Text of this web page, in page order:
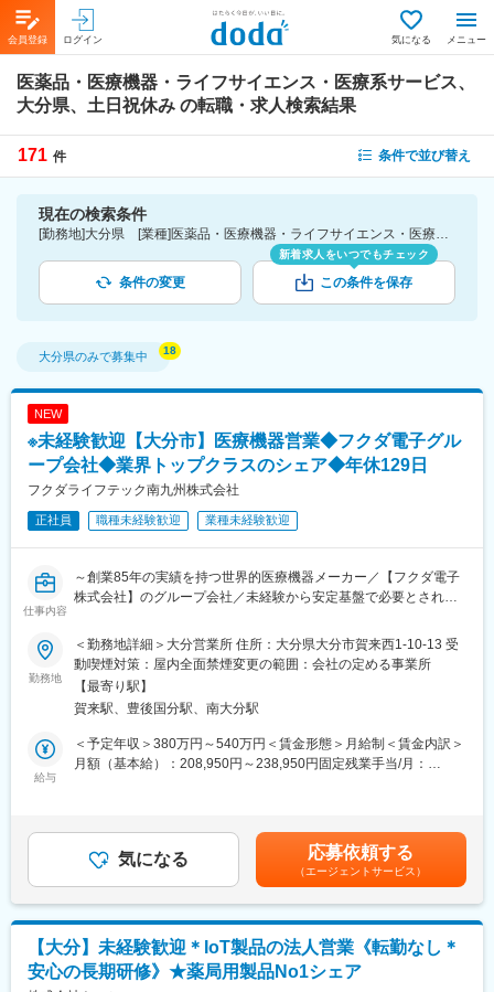
会員登録 ログイン 気になる メニュー
医薬品・医療機器・ライフサイエンス・医療系サービス、
大分県、土日祝休み の転職・求人検索結果
171 件 条件で並び替え
現在の検索条件
[勤務地]大分県 [業種]医薬品・医療機器・ライフサイエンス・医療系サービス [詳細条件](休日・働き方)土日祝休み
条件の変更
新着求人をいつでもチェック
この条件を保存
大分県のみで募集中
NEW
※未経験歓迎【大分市】医療機器営業◆フクダ電子グル
ープ会社◆業界トップクラスのシェア◆年休129日
フクダライフテック南九州株式会社
正社員 職種未経験歓迎 業種未経験歓迎
仕事内容
～創業85年の実績を持つ世界的医療機器メーカー／【フクダ電子
株式会社】のグループ会社／未経験から安定基盤で必要とされ続
■業務内容
大学病院／クリニックの医療従事者に向けた在宅医療機器レンタ
ル提案をお任せします！
既存顧客がメインで、既存8（大学・クリニック）：新規2（開業
医・クリニック中心）の割合。
関係構築型の営業で事務局長、医師、看護師長が相手となりま
■商材について
「酸素を送る機械」「睡眠時に呼吸をサポートする機械」「在宅
※ほとんどがレンタルでのご提案です。担当する医療機関は30～
50件ほど。
1日10～15件を目安に病院やクリニックを訪問していくイメージ
勤務地
＜勤務地詳細＞大分営業所 住所：大分県大分市賀来西1-10-13 受
動喫煙対策：屋内全面禁煙変更の範囲：会社の定める事業所
【最寄り駅】
賀来駅、豊後国分駅、南大分駅
給与
＜予定年収＞380万円～540万円＜賃金形態＞月給制＜賃金内訳＞
月額（基本給）：208,950円～238,950円固定残業手当/月：
験・年齢、能力等を考慮の上、当社規定により決定致します。■賞
与：年2回（7月・12月）※過去実績5.6ヶ月分賃金はあくまでも目
安の金額であり、選考を通じて上下する可能性があります。月給
(月額)は固定手当を含めた表記です。
気になる 応募依頼する
（エージェントサービス）
【大分】未経験歓迎＊IoT製品の法人営業《転勤なし＊
安心の長期研修》★薬局用製品No1シェア